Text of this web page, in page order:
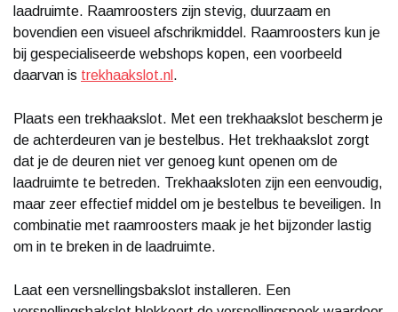
laadruimte. Raamroosters zijn stevig, duurzaam en
bovendien een visueel afschrikmiddel. Raamroosters kun je
bij gespecialiseerde webshops kopen, een voorbeeld
daarvan is trekhaakslot.nl .
Plaats een trekhaakslot. Met een trekhaakslot bescherm je
de achterdeuren van je bestelbus. Het trekhaakslot zorgt
dat je de deuren niet ver genoeg kunt openen om de
laadruimte te betreden. Trekhaaksloten zijn een eenvoudig,
maar zeer effectief middel om je bestelbus te beveiligen. In
combinatie met raamroosters maak je het bijzonder lastig
om in te breken in de laadruimte.
Laat een versnellingsbakslot installeren. Een